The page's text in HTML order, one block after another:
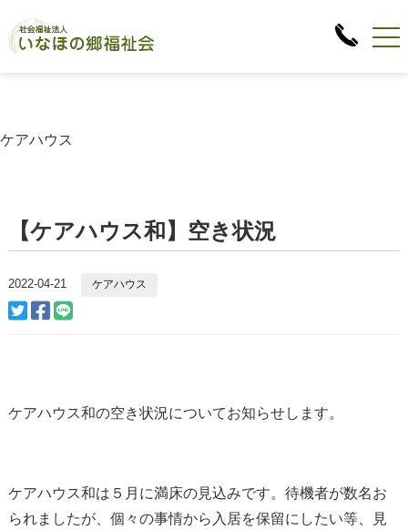
ケアハウス
【ケアハウス和】空き状況
2022-04-21 ケアハウス
ケアハウス和の空き状況についてお知らせします。
ケアハウス和は５月に満床の見込みです。待機者が数名お
られましたが、個々の事情から入居を保留にしたい等、見